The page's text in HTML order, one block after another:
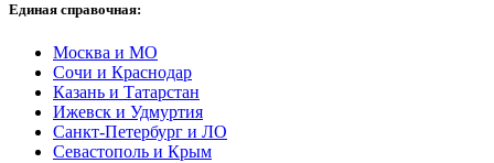
Единая справочная:
Москва и МО
Сочи и Краснодар
Казань и Татарстан
Ижевск и Удмуртия
Санкт-Петербург и ЛО
Севастополь и Крым